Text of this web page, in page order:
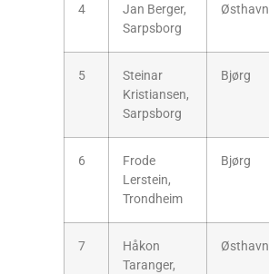
4
Jan Berger,
Sarpsborg
Østhavn
5
Steinar
Kristiansen,
Sarpsborg
Bjørg
6
Frode
Lerstein,
Trondheim
Bjørg
7
Håkon
Taranger,
Østhavn